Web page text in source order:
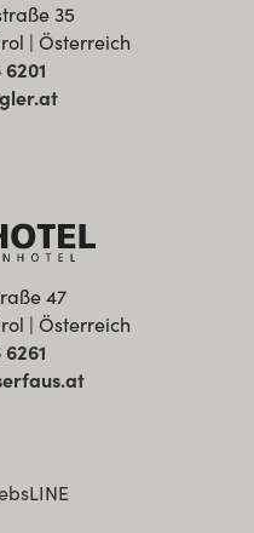
35
| Österreich
47
| Österreich